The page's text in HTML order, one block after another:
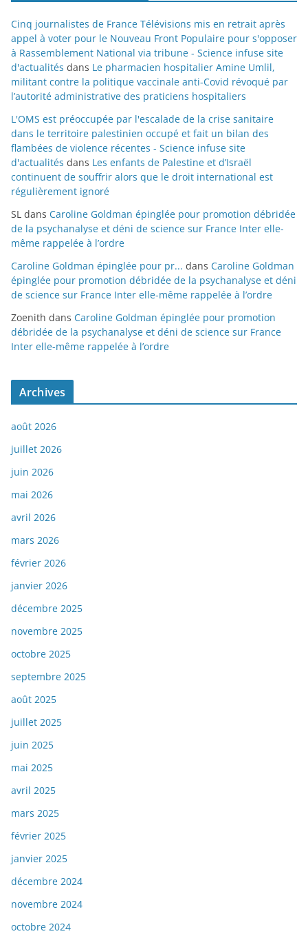
Cinq journalistes de France Télévisions mis en retrait après
appel à voter pour le Nouveau Front Populaire pour s'opposer
à Rassemblement National via tribune - Science infuse site
d'actualités dans Le pharmacien hospitalier Amine Umlil,
militant contre la politique vaccinale anti-Covid révoqué par
l’autorité administrative des praticiens hospitaliers
L'OMS est préoccupée par l'escalade de la crise sanitaire
dans le territoire palestinien occupé et fait un bilan des
flambées de violence récentes - Science infuse site
d'actualités dans Les enfants de Palestine et d’Israël
continuent de souffrir alors que le droit international est
régulièrement ignoré
SL dans Caroline Goldman épinglée pour promotion débridée
de la psychanalyse et déni de science sur France Inter elle-
même rappelée à l’ordre
Caroline Goldman épinglée pour pr... dans Caroline Goldman
épinglée pour promotion débridée de la psychanalyse et déni
de science sur France Inter elle-même rappelée à l’ordre
Zoenith dans Caroline Goldman épinglée pour promotion
débridée de la psychanalyse et déni de science sur France
Inter elle-même rappelée à l’ordre
Archives
août 2026
juillet 2026
juin 2026
mai 2026
avril 2026
mars 2026
février 2026
janvier 2026
décembre 2025
novembre 2025
octobre 2025
septembre 2025
août 2025
juillet 2025
juin 2025
mai 2025
avril 2025
mars 2025
février 2025
janvier 2025
décembre 2024
novembre 2024
octobre 2024